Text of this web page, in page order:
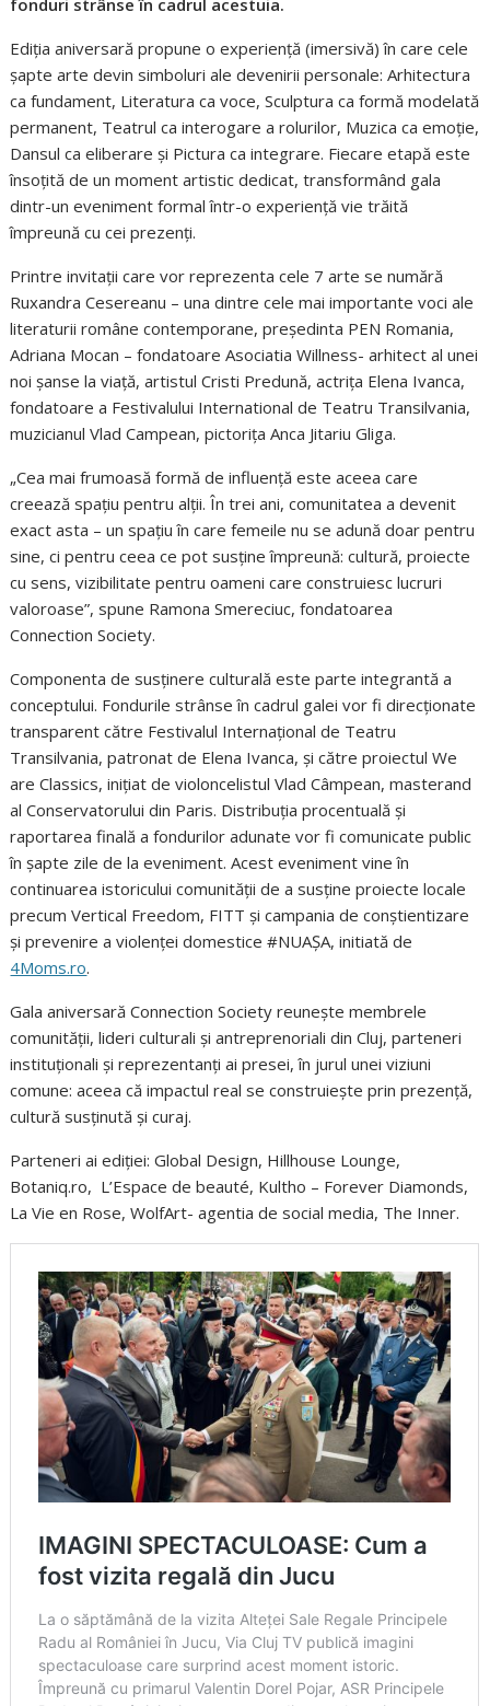
Ediția aniversară propune o experiență (imersivă) în care cele
șapte arte devin simboluri ale devenirii personale: Arhitectura
ca fundament, Literatura ca voce, Sculptura ca formă modelată
permanent, Teatrul ca interogare a rolurilor, Muzica ca emoție,
Dansul ca eliberare și Pictura ca integrare. Fiecare etapă este
însoțită de un moment artistic dedicat, transformând gala
dintr-un eveniment formal într-o experiență vie trăită
împreună cu cei prezenți.
Printre invitații care vor reprezenta cele 7 arte se numără
Ruxandra Cesereanu – una dintre cele mai importante voci ale
literaturii române contemporane, președinta PEN Romania,
Adriana Mocan – fondatoare Asociatia Willness- arhitect al unei
noi șanse la viață, artistul Cristi Predună, actrița Elena Ivanca,
fondatoare a Festivalului International de Teatru Transilvania,
muzicianul Vlad Campean, pictorița Anca Jitariu Gliga.
„Cea mai frumoasă formă de influență este aceea care
creează spațiu pentru alții. În trei ani, comunitatea a devenit
exact asta – un spațiu în care femeile nu se adună doar pentru
sine, ci pentru ceea ce pot susține împreună: cultură, proiecte
cu sens, vizibilitate pentru oameni care construiesc lucruri
valoroase”, spune Ramona Smereciuc, fondatoarea
Connection Society.
Componenta de susținere culturală este parte integrantă a
conceptului. Fondurile strânse în cadrul galei vor fi direcționate
transparent către Festivalul Internațional de Teatru
Transilvania, patronat de Elena Ivanca, și către proiectul We
are Classics, inițiat de violoncelistul Vlad Câmpean, masterand
al Conservatorului din Paris. Distribuția procentuală și
raportarea finală a fondurilor adunate vor fi comunicate public
în șapte zile de la eveniment. Acest eveniment vine în
continuarea istoricului comunității de a susține proiecte locale
precum Vertical Freedom, FITT și campania de conștientizare
și prevenire a violenței domestice #NUAȘA, initiată de
4Moms.ro.
Gala aniversară Connection Society reunește membrele
comunității, lideri culturali și antreprenoriali din Cluj, parteneri
instituționali și reprezentanți ai presei, în jurul unei viziuni
comune: aceea că impactul real se construiește prin prezență,
cultură susținută și curaj.
Parteneri ai ediției: Global Design, Hillhouse Lounge,
Botaniq.ro, L’Espace de beauté, Kultho – Forever Diamonds,
La Vie en Rose, WolfArt- agentia de social media, The Inner.